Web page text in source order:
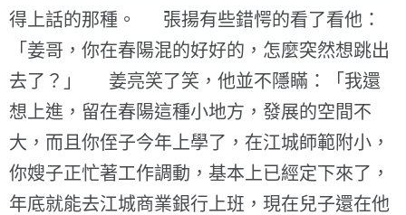
得上話的那種。 張揚有些錯愕的看了看他：
「姜哥，你在春陽混的好好的，怎麼突然想跳出
去了？」 姜亮笑了笑，他並不隱瞞：「我還
想上進，留在春陽這種小地方，發展的空間不
大，而且你侄子今年上學了，在江城師範附小，
你嫂子正忙著工作調動，基本上已經定下來了，
年底就能去江城商業銀行上班，現在兒子還在他